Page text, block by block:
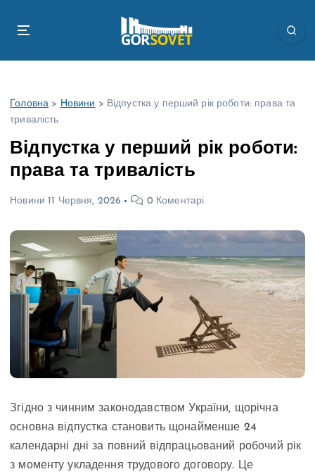
Головна > Новини > Відпустка у перший рік роботи: права та
тривалість
Відпустка у перший рік роботи:
права та тривалість
Новини 11 Червня, 2026 0 Коментарі
Згідно з чинним законодавством України, щорічна
основна відпустка становить щонайменше 24
календарні дні за повний відпрацьований робочий рік
з моменту укладення трудового договору. Це